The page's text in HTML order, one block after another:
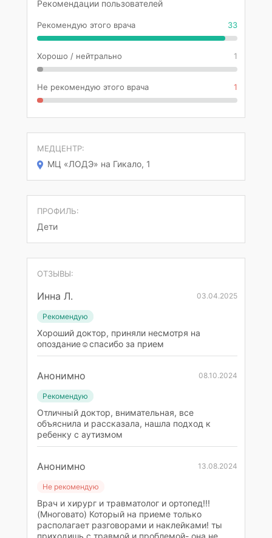
Рекомендации пользователей
Рекомендую этого врача 33
Хорошо / нейтрально 1
Не рекомендую этого врача 1
МЕДЦЕНТР:
МЦ «ЛОДЭ» на Гикало, 1
ПРОФИЛЬ:
Дети
ОТЗЫВЫ:
Инна Л. 03.04.2025
Рекомендую
Хороший доктор, приняли несмотря на
опоздание☺️спасибо за прием
Анонимно 08.10.2024
Рекомендую
Отличный доктор, внимательная, все
объяснила и рассказала, нашла подход к
ребенку с аутизмом
Анонимно 13.08.2024
Не рекомендую
Врач и хирург и травматолог и ортопед!!!
(Многовато) Который на приеме только
располагает разговорами и наклейками! ты
приходишь с травмой и проблемой- она не